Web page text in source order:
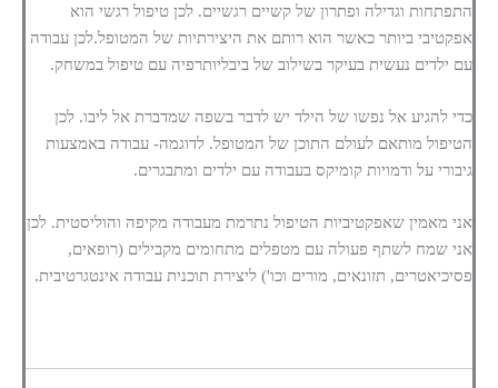
התפתחות וגדילה ופתרון של קשיים רגשיים. לכן טיפול רגשי הוא
אפקטיבי ביותר כאשר הוא רותם את היצירתיות של המטופל.לכן עבודה
עם ילדים נעשית בעיקר בשילוב של ביבליותרפיה עם טיפול במשחק.
כדי להגיע אל נפשו של הילד יש לדבר בשפה שמדברת אל ליבו. לכן
הטיפול מותאם לעולם התוכן של המטופל. לדוגמה- עבודה באמצעות
גיבורי על ודמויות קומיקס בעבודה עם ילדים ומתבגרים.
אני מאמין שאפקטיביות הטיפול נתרמת מעבודה מקיפה והוליסטית. לכן
אני שמח לשתף פעולה עם מטפלים מתחומים מקבילים (רופאים,
פסיכיאטרים, תזונאים, מורים וכו') ליצירת תוכנית עבודה אינטגרטיבית.